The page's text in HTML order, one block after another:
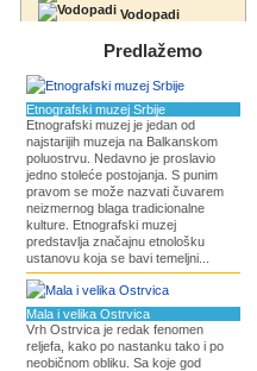
Vodopadi
Predlažemo
Etnografski muzej Srbije
Etnografski muzej je jedan od
najstarijih muzeja na Balkanskom
poluostrvu. Nedavno je proslavio
jedno stoleće postojanja. S punim
pravom se može nazvati čuvarem
neizmernog blaga tradicionalne
kulture. Etnografski muzej
predstavlja značajnu etnološku
ustanovu koja se bavi temeljni...
Mala i velika Ostrvica
Vrh Ostrvica je redak fenomen
reljefa, kako po nastanku tako i po
neobičnom obliku. Sa koje god